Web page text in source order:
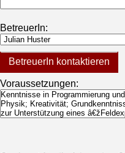
BetreuerIn:
BetreuerIn kontaktieren
Voraussetzungen: